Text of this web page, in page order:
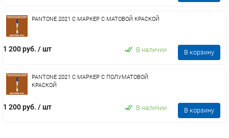
PANTONE 2021 C МАРКЕР С МАТОВОЙ КРАСКОЙ
1 200 руб. / шт В наличии В корзину
PANTONE 2021 C МАРКЕР С ПОЛУМАТОВОЙ
КРАСКОЙ
1 200 руб. / шт В наличии В корзину